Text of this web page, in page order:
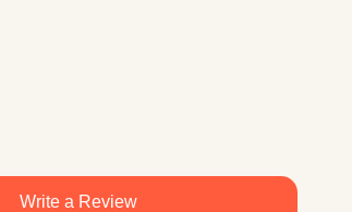
Write a Review